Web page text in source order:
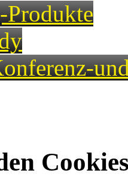
Produkte